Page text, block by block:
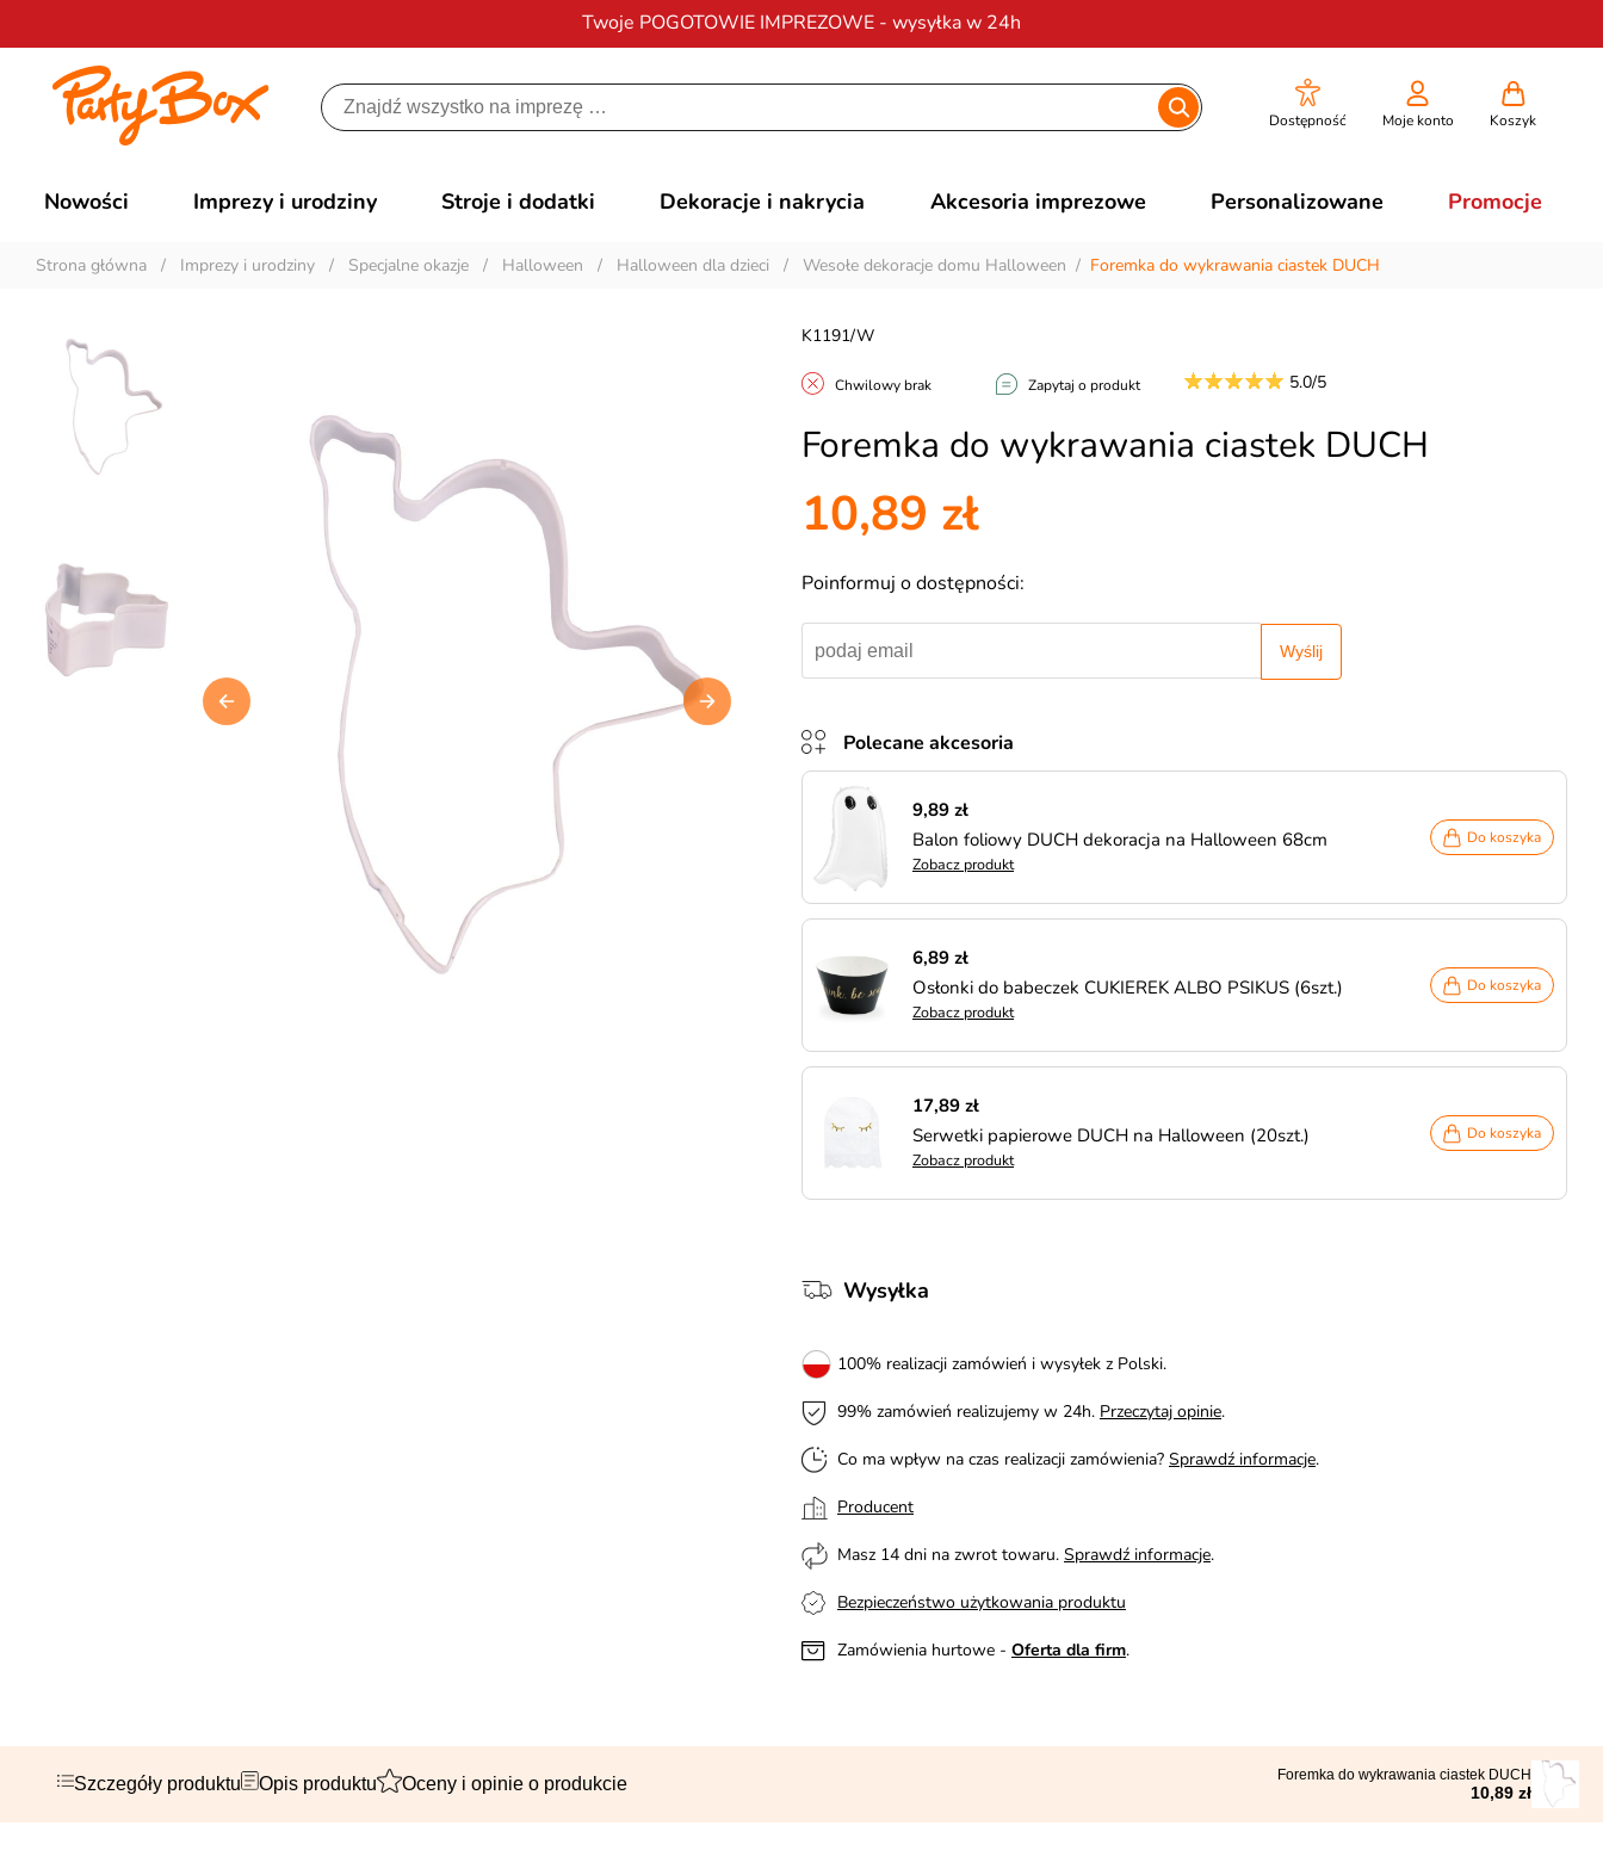
Twoje POGOTOWIE IMPREZOWE - wysyłka w 24h
Darmowa dostawana zamówienia od 200 zł
Dostępność Moje konto Koszyk
Nowości Imprezy i urodziny Stroje i dodatki Dekoracje i nakrycia Akcesoria imprezowe Personalizowane Promocje
Strona główna / Imprezy i urodziny / Specjalne okazje / Halloween / Halloween dla dzieci / Wesołe dekoracje domu Halloween / Foremka do wykrawania ciastek DUCH
Foremka do wykrawania ciastek DUCH
K1191/W
Chwilowy brak Zapytaj o produkt 5.0/5
10,89 zł
Poinformuj o dostępności:
Wyślij
Polecane akcesoria
9,89 zł
Balon foliowy DUCH dekoracja na Halloween 68cm
Zobacz produkt
Do koszyka
6,89 zł
Osłonki do babeczek CUKIEREK ALBO PSIKUS (6szt.)
Zobacz produkt
Do koszyka
17,89 zł
Serwetki papierowe DUCH na Halloween (20szt.)
Zobacz produkt
Do koszyka
Wysyłka
100% realizacji zamówień i wysyłek z Polski.
99% zamówień realizujemy w 24h. Przeczytaj opinie.
Co ma wpływ na czas realizacji zamówienia? Sprawdź informacje.
Producent
Masz 14 dni na zwrot towaru. Sprawdź informacje.
Bezpieczeństwo użytkowania produktu
Zamówienia hurtowe - Oferta dla firm.
Szczegóły produktu Opis produktu Oceny i opinie o produkcie Foremka do wykrawania ciastek DUCH
10,89 zł